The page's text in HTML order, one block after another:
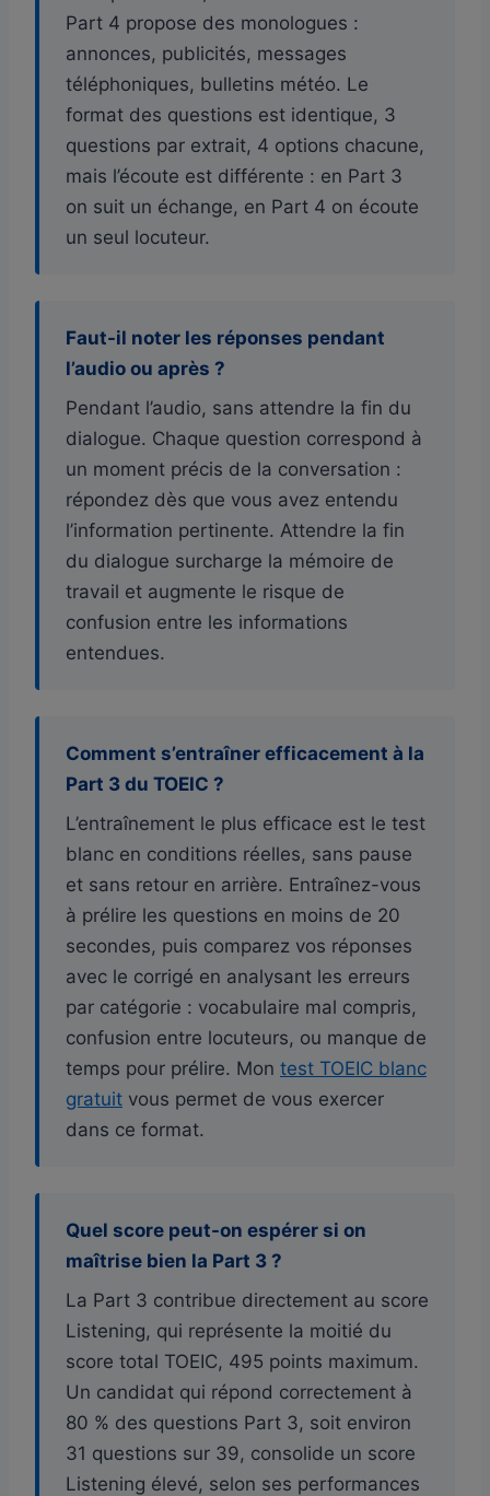
Part 4 propose des monologues :
annonces, publicités, messages
téléphoniques, bulletins météo. Le
format des questions est identique, 3
questions par extrait, 4 options chacune,
mais l’écoute est différente : en Part 3
on suit un échange, en Part 4 on écoute
un seul locuteur.
Faut-il noter les réponses pendant
l’audio ou après ?
Pendant l’audio, sans attendre la fin du
dialogue. Chaque question correspond à
un moment précis de la conversation :
répondez dès que vous avez entendu
l’information pertinente. Attendre la fin
du dialogue surcharge la mémoire de
travail et augmente le risque de
confusion entre les informations
entendues.
Comment s’entraîner efficacement à la
Part 3 du TOEIC ?
L’entraînement le plus efficace est le test
blanc en conditions réelles, sans pause
et sans retour en arrière. Entraînez-vous
à prélire les questions en moins de 20
secondes, puis comparez vos réponses
avec le corrigé en analysant les erreurs
par catégorie : vocabulaire mal compris,
confusion entre locuteurs, ou manque de
temps pour prélire. Mon test TOEIC blanc
gratuit vous permet de vous exercer
dans ce format.
Quel score peut-on espérer si on
maîtrise bien la Part 3 ?
La Part 3 contribue directement au score
Listening, qui représente la moitié du
score total TOEIC, 495 points maximum.
Un candidat qui répond correctement à
80 % des questions Part 3, soit environ
31 questions sur 39, consolide un score
Listening élevé, selon ses performances